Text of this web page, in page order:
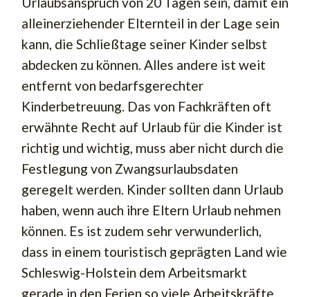
alleinerziehender Elternteil in der Lage sein
kann, die Schließtage seiner Kinder selbst
abdecken zu können. Alles andere ist weit
entfernt von bedarfsgerechter
Kinderbetreuung. Das von Fachkräften oft
erwähnte Recht auf Urlaub für die Kinder ist
richtig und wichtig, muss aber nicht durch die
Festlegung von Zwangsurlaubsdaten
geregelt werden. Kinder sollten dann Urlaub
haben, wenn auch ihre Eltern Urlaub nehmen
können. Es ist zudem sehr verwunderlich,
dass in einem touristisch geprägten Land wie
Schleswig-Holstein dem Arbeitsmarkt
gerade in den Ferien so viele Arbeitskräfte